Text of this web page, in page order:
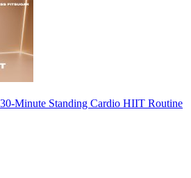
Minute Standing Cardio HIIT Routine